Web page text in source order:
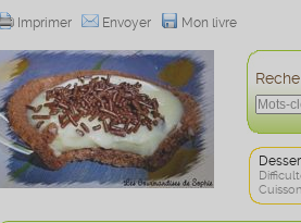
Imprimer Envoyer Mon livre